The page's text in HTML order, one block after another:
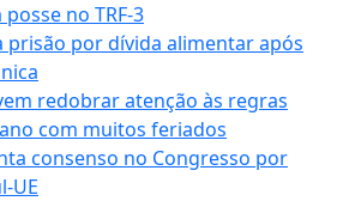
no TRF-3
prisão por dívida alimentar após
redobrar atenção às regras
com muitos feriados
consenso no Congresso por
UE